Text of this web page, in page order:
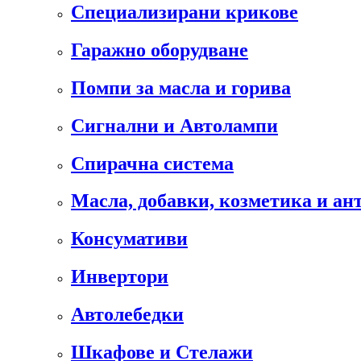
Специализирани крикове
Гаражно оборудване
Помпи за масла и горива
Сигнални и Автолампи
Спирачна система
Масла, добавки, козметика и
Консумативи
Инвертори
Автолебедки
Шкафове и Стелажи